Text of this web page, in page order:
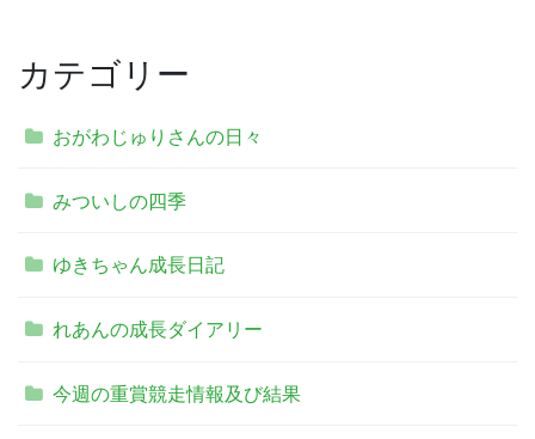
カテゴリー
おがわじゅりさんの日々
みついしの四季
ゆきちゃん成長日記
れあんの成長ダイアリー
今週の重賞競走情報及び結果